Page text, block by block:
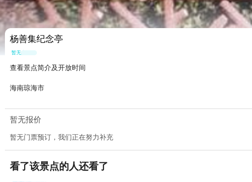
杨善集纪念亭
暂无点评
查看景点简介及开放时间
海南琼海市
暂无报价
暂无门票预订，我们正在努力补充
看了该景点的人还看了